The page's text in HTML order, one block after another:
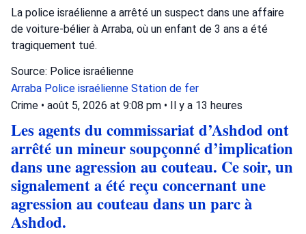
La police israélienne a arrêté un suspect dans une affaire
de voiture-bélier à Arraba, où un enfant de 3 ans a été
tragiquement tué.
Source: Police israélienne
Arraba Police israélienne Station de fer
Crime • août 5, 2026 at 9:08 pm • Il y a 13 heures
Les agents du commissariat d’Ashdod ont
arrêté un mineur soupçonné d’implication
dans une agression au couteau. Ce soir, un
signalement a été reçu concernant une
agression au couteau dans un parc à
Ashdod.